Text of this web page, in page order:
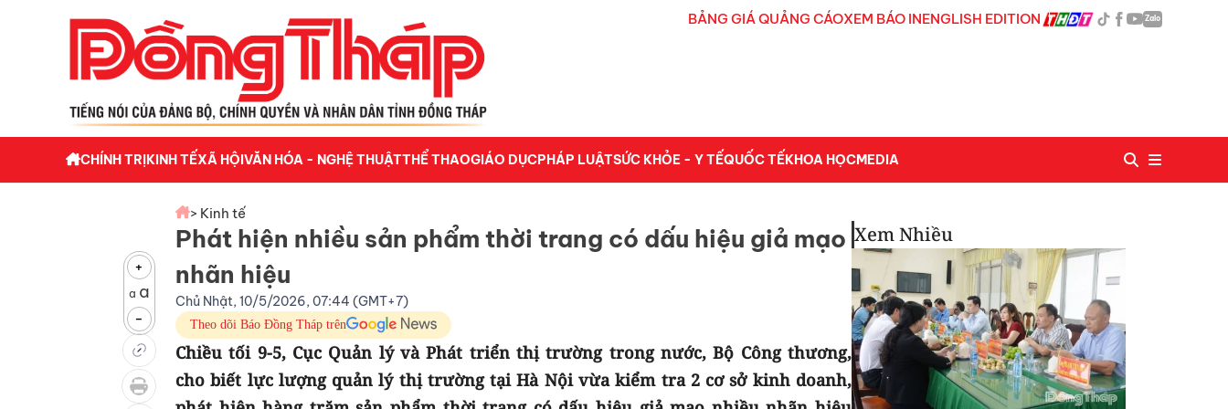
BẢNG GIÁ QUẢNG CÁOXEM BÁO INENGLISH EDITION Zalo
CHÍNH TRỊKINH TẾXÃ HỘIVĂN HÓA - NGHỆ THUẬTTHỂ THAOGIÁO DỤCPHÁP LUẬTSỨC KHỎE - Y TẾQUỐC TẾKHOA HỌCMEDIA
+
a a
-
> Kinh tế
Phát hiện nhiều sản phẩm thời trang có dấu hiệu giả mạo
nhãn hiệu
Chủ Nhật, 10/5/2026, 07:44 (GMT+7)
Theo dõi Báo Đồng Tháp trên
Chiều tối 9-5, Cục Quản lý và Phát triển thị trường trong nước, Bộ Công thương,
cho biết lực lượng quản lý thị trường tại Hà Nội vừa kiểm tra 2 cơ sở kinh doanh,
Xem Nhiều